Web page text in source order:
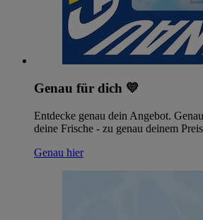
Genau für dich 💛
Entdecke genau dein Angebot.
deine Frische - zu genau deinem
Genau hier